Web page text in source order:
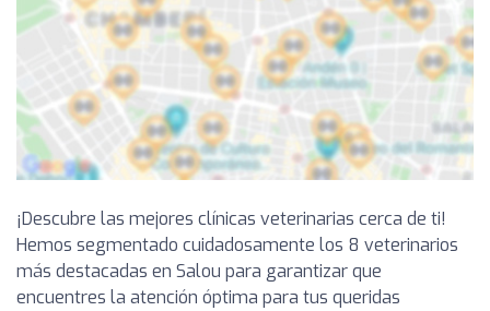
¡Descubre las mejores clínicas veterinarias cerca de ti!
Hemos segmentado cuidadosamente los 8 veterinarios
más destacadas en Salou para garantizar que
encuentres la atención óptima para tus queridas